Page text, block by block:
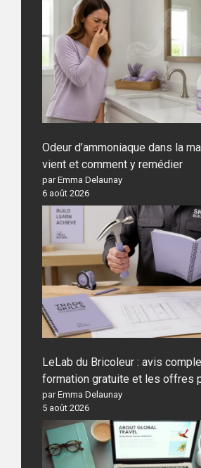
Odeur d’ammoniaque dans la
vient et comment y remédier
par Emma Delaunay
6 août 2026
LeLab du Bricoleur : avis
formation gratuite et les offres
par Emma Delaunay
5 août 2026